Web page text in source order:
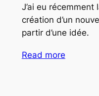
J’ai eu
création d’un
partir d’une idée.
Read more